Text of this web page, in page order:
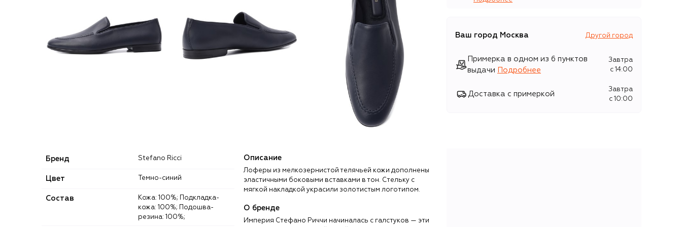
Ваш город Москва Другой город
Примерка в одном из 6 пунктов
выдачи
Подробнее
Завтра
c 14:00
Доставка с примеркой
Завтра
c 10:00
Бренд Stefano Ricci
Цвет Темно-синий
Состав
Кожа: 100%; Подкладка-
кожа: 100%; Подошва-
резина: 100%;
Описание
Лоферы из мелкозернистой телячьей кожи дополнены
эластичными боковыми вставками в тон. Стельку с
мягкой накладкой украсили золотистым логотипом.
О бренде
Империя Стефано Риччи начиналась с галстуков — эти